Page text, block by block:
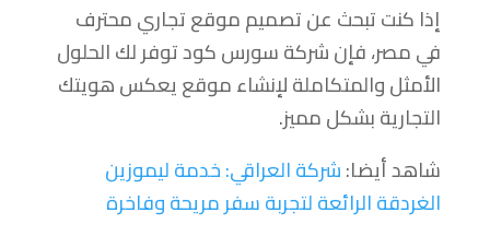
إذا كنت تبحث عن تصميم موقع تجاري محترف
في مصر، فإن شركة سورس كود توفر لك الحلول
الأمثل والمتكاملة لإنشاء موقع يعكس هويتك
التجارية بشكل مميز.
شاهد أيضا:شركة العراقي: خدمة ليموزين
الغردقة الرائعة لتجربة سفر مريحة وفاخرة